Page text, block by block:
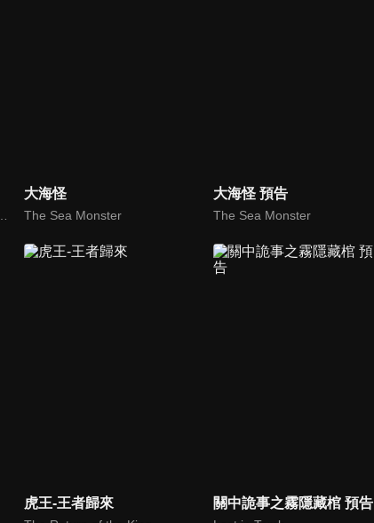
大海怪
The Sea Monster
大海怪 預告
The Sea Monster
虎王-王者歸來 關中詭事之霧隱藏棺 預告